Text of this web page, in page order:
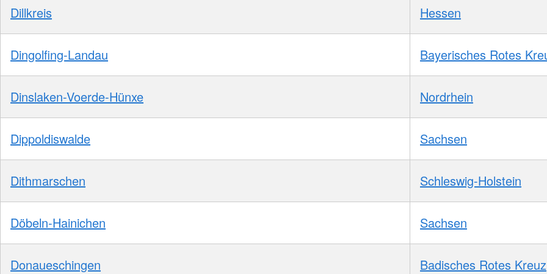
Dillkreis Hessen
Dingolfing-Landau Bayerisches Rotes
Dinslaken-Voerde-Hünxe Nordrhein
Dippoldiswalde Sachsen
Dithmarschen Schleswig-Holstein
Döbeln-Hainichen Sachsen
Donaueschingen Badisches Rotes Kreuz